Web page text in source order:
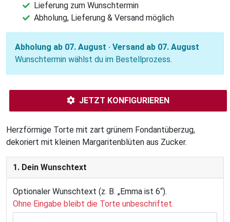
Lieferung zum Wunschtermin
Abholung, Lieferung & Versand möglich
Abholung ab 07. August · Versand ab 07. August
Wunschtermin wählst du im Bestellprozess.
JETZT KONFIGURIEREN
Herzförmige Torte mit zart grünem Fondantüberzug,
dekoriert mit kleinen Margaritenblüten aus Zucker.
1. Dein Wunschtext
Optionaler Wunschtext (z. B. „Emma ist 6“).
Ohne Eingabe bleibt die Torte unbeschriftet.